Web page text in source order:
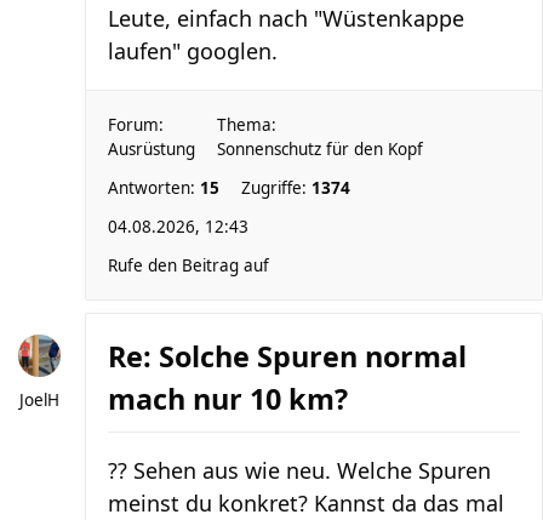
Leute, einfach nach "Wüstenkappe
laufen" googlen.
Forum:
Ausrüstung
Thema:
Sonnenschutz für den Kopf
Antworten: 15 Zugriffe: 1374
04.08.2026, 12:43
Rufe den Beitrag auf
JoelH
Re: Solche Spuren normal
mach nur 10 km?
?? Sehen aus wie neu. Welche Spuren
meinst du konkret? Kannst da das mal